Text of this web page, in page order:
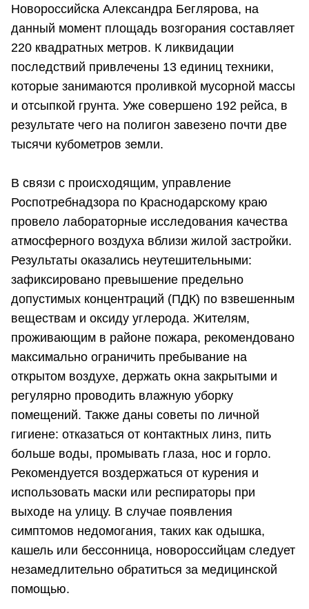
Новороссийска Александра Беглярова, на
данный момент площадь возгорания составляет
220 квадратных метров. К ликвидации
последствий привлечены 13 единиц техники,
которые занимаются проливкой мусорной массы
и отсыпкой грунта. Уже совершено 192 рейса, в
результате чего на полигон завезено почти две
тысячи кубометров земли.
В связи с происходящим, управление
Роспотребнадзора по Краснодарскому краю
провело лабораторные исследования качества
атмосферного воздуха вблизи жилой застройки.
Результаты оказались неутешительными:
зафиксировано превышение предельно
допустимых концентраций (ПДК) по взвешенным
веществам и оксиду углерода. Жителям,
проживающим в районе пожара, рекомендовано
максимально ограничить пребывание на
открытом воздухе, держать окна закрытыми и
регулярно проводить влажную уборку
помещений. Также даны советы по личной
гигиене: отказаться от контактных линз, пить
больше воды, промывать глаза, нос и горло.
Рекомендуется воздержаться от курения и
использовать маски или респираторы при
выходе на улицу. В случае появления
симптомов недомогания, таких как одышка,
кашель или бессонница, новороссийцам следует
незамедлительно обратиться за медицинской
помощью.